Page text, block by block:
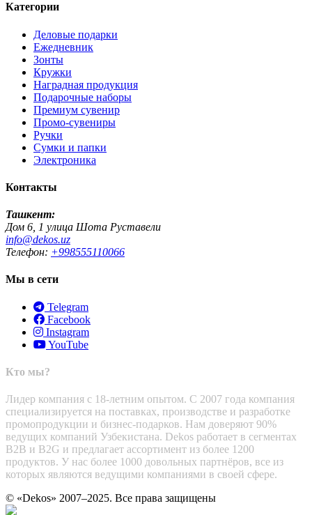
Категории
Деловые подарки
Ежедневник
Зонты
Кружки
Наградная продукция
Подарочные наборы
Премиум сувенир
Промо-сувениры
Ручки
Сумки и папки
Электроника
Контакты
Ташкент:
Дом 6, 1 улица Шота Руставели
info@dekos.uz
Телефон: +998555110066
Мы в сети
Telegram
Facebook
Instagram
YouTube
Кто мы?
Лидер компания с 18-летним опытом. С 2007 года компания
специализируется на поставках, производстве и разработке
промопродукции и бизнес-подарков. Нам доверяют 90%
ведущих компаний Узбекистана. Dekos работает в сегментах
B2B и B2G и предлагает ассортимент из более 1200
продуктов. У нас более 1000 довольных партнёров, все из
которых являются ведущими компаниями в своей сфере.
© «Dekos» 2007–2025. Все права защищены